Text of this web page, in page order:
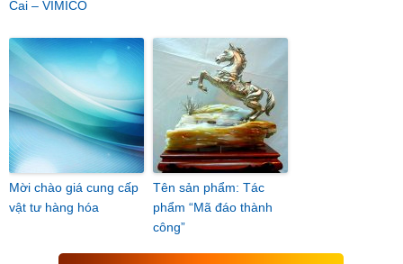
Cai – VIMICO
Mời chào giá cung cấp
vật tư hàng hóa
Tên sản phẩm: Tác
phẩm “Mã đáo thành
công”